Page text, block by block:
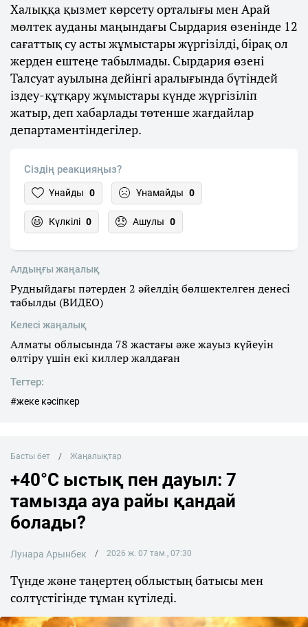
Халыққа қызмет көрсету орталығы мен Арай
мөлтек ауданы маңындағы Сырдария өзенінде 12
сағаттық су асты жұмыстары жүргізілді, бірақ ол
жерден ештеңе табылмады. Сырдария өзені
Талсуат ауылына дейінгі аралығында бүтіндей
іздеу-құтқару жұмыстары күнде жүргізіліп
жатыр, деп хабарлады төтенше жағдайлар
департаментіндегілер.
Сіздің реакцияңыз?
Ұнайды 0 Ұнамайды 0
Күлкілі 0 Ашулы 0
Алдыңғы жаңалық
Рудныйдағы пәтерден 2 әйелдің бөлшектелген денесі
табылды (ВИДЕО)
Келесі жаңалық
Алматы облысында 78 жастағы әже жауыз күйеуін
өлтіру үшін екі киллер жалдаған
Тегтер:
#жеке кәсіпкер
Басты бет Жаңалықтар
+40°C ыстық пен дауыл: 7
тамызда ауа райы қандай
болады?
Лунара Арынбек 2026 ж. 07 там., 07:30
Түнде және таңертең облыстың батысы мен
солтүстігінде тұман күтіледі.